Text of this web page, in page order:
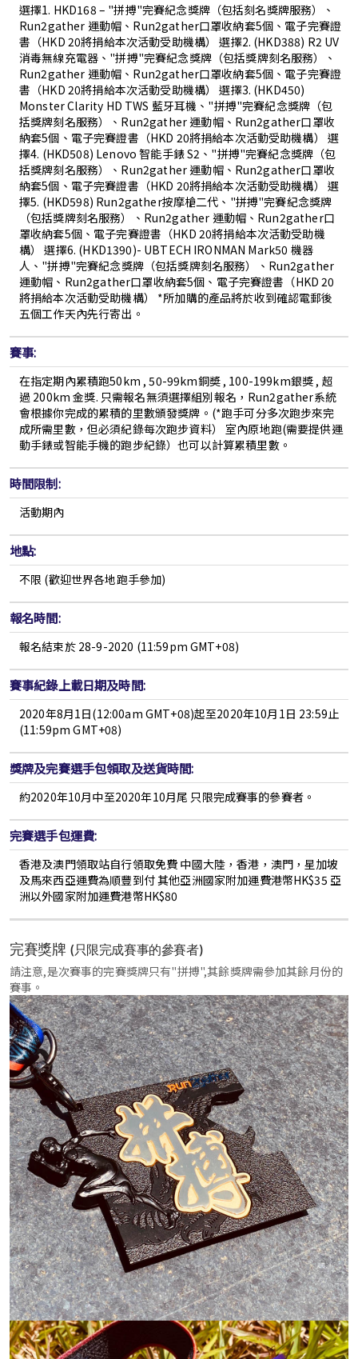
選擇1. HKD168 – "拼搏"完賽紀念獎牌（包括刻名獎牌服務）、
Run2gather 運動帽、Run2gather口罩收納套5個、電子完賽證
書（HKD 20將捐給本次活動受助機構）選擇2. (HKD388) R2 UV
消毒無線充電器、"拼搏"完賽紀念獎牌（包括獎牌刻名服務）、
Run2gather 運動帽、Run2gather口罩收納套5個、電子完賽證
書（HKD 20將捐給本次活動受助機構）選擇3. (HKD450)
Monster Clarity HD TWS 藍牙耳機、"拼搏"完賽紀念獎牌（包
括獎牌刻名服務）、Run2gather 運動帽、Run2gather口罩收
納套5個、電子完賽證書（HKD 20將捐給本次活動受助機構） 選
擇4. (HKD508) Lenovo 智能手錶 S2、"拼搏"完賽紀念獎牌（包
括獎牌刻名服務）、Run2gather 運動帽、Run2gather口罩收
納套5個、電子完賽證書（HKD 20將捐給本次活動受助機構） 選
擇5. (HKD598) Run2gather按摩槍二代、"拼搏"完賽紀念獎牌
（包括獎牌刻名服務）、Run2gather 運動帽、Run2gather口
罩收納套5個、電子完賽證書（HKD 20將捐給本次活動受助機
構）選擇6. (HKD1390)- UBTECH IRONMAN Mark50 機器
人、"拼搏"完賽紀念獎牌（包括獎牌刻名服務）、Run2gather
運動帽、Run2gather口罩收納套5個、電子完賽證書（HKD 20
將捐給本次活動受助機構） *所加購的產品將於收到確認電郵後
五個工作天內先行寄出。
賽事:
在指定期內累積跑50km , 50-99km銅奬 , 100-199km銀獎 , 超
過 200km 金獎. 只需報名無須選擇組別報名，Run2gather系統
會根據你完成的累積的里數頒發獎牌。(*跑手可分多次跑步來完
成所需里數，但必須紀錄每次跑步資料） 室內原地跑(需要提供運
動手錶或智能手機的跑步紀錄）也可以計算累積里數。
時間限制:
活動期內
地點:
不限 (歡迎世界各地跑手參加)
報名時間:
報名結束於 28-9-2020 (11:59pm GMT+08)
賽事紀錄上載日期及時間:
2020年8月1日(12:00am GMT+08)起至2020年10月1日 23:59止
(11:59pm GMT+08)
獎牌及完賽選手包領取及送貨時間:
約2020年10月中至2020年10月尾 只限完成賽事的參賽者。
完賽選手包運費:
香港及澳門領取站自行領取免費 中國大陸，香港，澳門，星加坡
及馬來西亞運費為順豐到付 其他亞洲國家附加運費港幣HK$35 亞
洲以外國家附加運費港幣HK$80
完賽獎牌 (只限完成賽事的參賽者)
請注意,是次賽事的完賽獎牌只有"拼搏",其餘獎牌需參加其餘月份的
賽事。